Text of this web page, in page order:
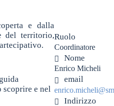
e dalla
del territorio,
scoprire e nel
Ruolo
Coordinatore
Nome
Enrico Micheli
email
Indirizzo